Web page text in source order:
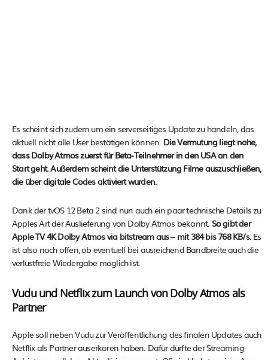
Es scheint sich zudem um ein serverseitiges Update zu handeln, das
aktuell nicht alle User bestätigen können. Die Vermutung liegt nahe,
dass Dolby Atmos zuerst für Beta-Teilnehmer in den USA an den
Start geht. Außerdem scheint die Unterstützung Filme auszuschließen,
die über digitale Codes aktiviert wurden.
Dank der tvOS 12 Beta 2 sind nun auch ein paar technische Details zu
Apples Art der Auslieferung von Dolby Atmos bekannt. So gibt der
Apple TV 4K Dolby Atmos via bitstream aus – mit 384 bis 768 KB/s.Es
ist also noch offen, ob eventuell bei ausreichend Bandbreite auch die
verlustfreie Wiedergabe möglich ist.
Vudu und Netflix zum Launch von Dolby Atmos als
Partner
Apple soll neben Vudu zur Veröffentlichung des finalen Updates auch
Netflix als Partner auserkoren haben. Dafür dürfte der Streaming-